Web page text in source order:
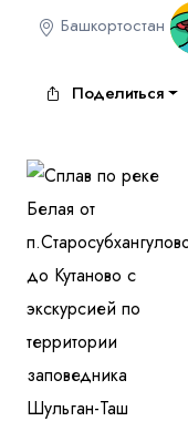
Башкортостан
Поделиться
Я даю согласие на
ознакомленс
обработки
Отправить